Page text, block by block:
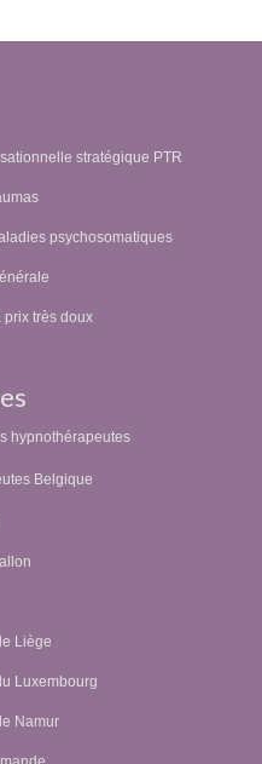
stratégique PTR
psychosomatiques
prix très doux
hypnothérapeutes
Belgique
Liège
Luxembourg
Namur